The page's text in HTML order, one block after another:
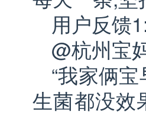
用户反馈
@杭州宝
“我家俩
生菌都没效